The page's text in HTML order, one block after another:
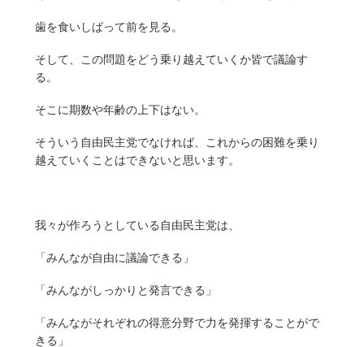
歯を食いしばって前を見る。
そして、この問題をどう乗り越えていくか皆で議論す
る。
そこに期数や年齢の上下はない。
そういう自由民主党でなければ、これからの困難を乗り
越えていくことはできないと思います。
我々が作ろうとしている自由民主党は、
「みんなが自由に議論できる」
「みんながしっかりと発言できる」
「みんながそれぞれの得意分野で力を発揮することがで
きる」